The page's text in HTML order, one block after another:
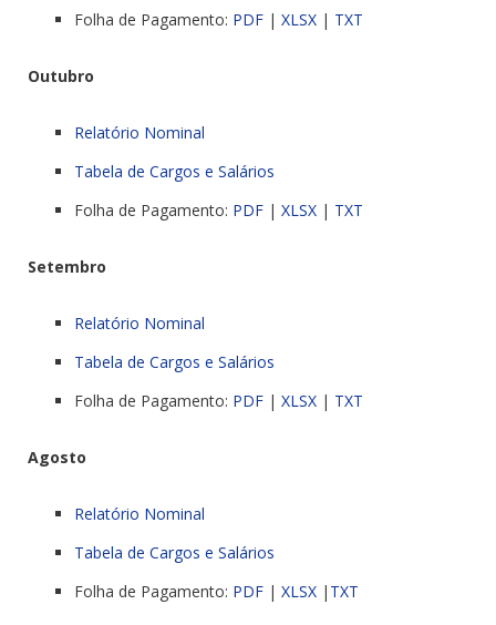
Folha de Pagamento: PDF | XLSX | TXT
Outubro
Relatório Nominal
Tabela de Cargos e Salários
Folha de Pagamento: PDF | XLSX | TXT
Setembro
Relatório Nominal
Tabela de Cargos e Salários
Folha de Pagamento: PDF | XLSX | TXT
Agosto
Relatório Nominal
Tabela de Cargos e Salários
Folha de Pagamento: PDF | XLSX | TXT